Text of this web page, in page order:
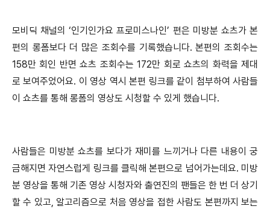
모비딕 채널의 ‘인기인가요 프로미스나인’ 편은 미방분 쇼츠가 본
편의 롱폼보다 더 많은 조회수를 기록했습니다. 본편의 조회수는
158만 회인 반면 쇼츠 조회수는 172만 회로 쇼츠의 화력을 제대
로 보여주었어요. 이 영상 역시 본편 링크를 같이 첨부하여 사람들
이 쇼츠를 통해 롱폼의 영상도 시청할 수 있게 했습니다.
사람들은 미방분 쇼츠를 보다가 재미를 느끼거나 다른 내용이 궁
금해지면 자연스럽게 링크를 클릭해 본편으로 넘어가는데요. 미방
분 영상을 통해 기존 영상 시청자와 출연진의 팬들은 한 번 더 상기
할 수 있고, 알고리즘으로 처음 영상을 접한 사람도 본편까지 보는